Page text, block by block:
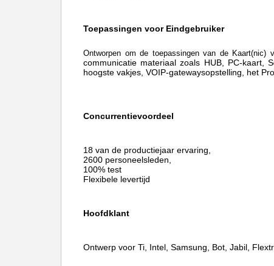
Toepassingen voor Eindgebruiker
Ontworpen om de toepassingen van de Kaart(nic)
communicatie materiaal zoals HUB, PC-kaart,
hoogste vakjes, VOIP-gatewaysopstelling, het
Concurrentievoordeel
18 van de productiejaar ervaring,
2600 personeelsleden,
100% test
Flexibele levertijd
Hoofdklant
Ontwerp voor Ti, Intel, Samsung, Bot, Jabil,